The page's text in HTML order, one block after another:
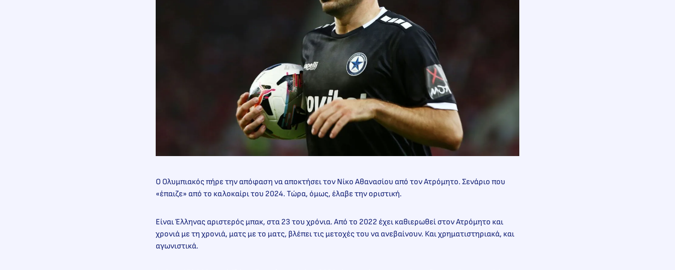
Ο Ολυμπιακός πήρε την απόφαση να αποκτήσει τον Νίκο Αθανασίου από τον Ατρόμητο. Σενάριο που
«έπαιζε» από το καλοκαίρι του 2024. Τώρα, όμως, έλαβε την οριστική.
Είναι Έλληνας αριστερός μπακ, στα 23 του χρόνια. Από το 2022 έχει καθιερωθεί στον Ατρόμητο και
χρονιά με τη χρονιά, ματς με το ματς, βλέπει τις μετοχές του να ανεβαίνουν. Και χρηματιστηριακά, και
αγωνιστικά.